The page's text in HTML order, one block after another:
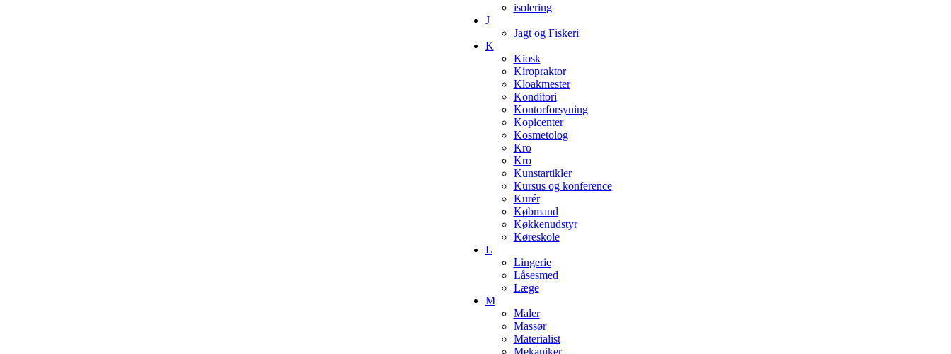
isolering
J
Jagt og Fiskeri
K
Kiosk
Kiropraktor
Kloakmester
Konditori
Kontorforsyning
Kopicenter
Kosmetolog
Kro
Kro
Kunstartikler
Kursus og konference
Kurér
Købmand
Køkkenudstyr
Køreskole
L
Lingerie
Låsesmed
Læge
M
Maler
Massør
Materialist
Mekaniker